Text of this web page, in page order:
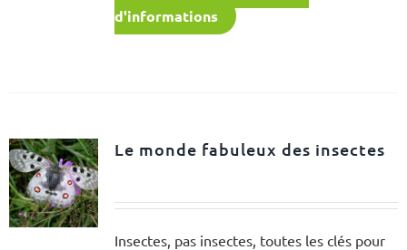
d'informations
Le monde fabuleux des insectes
Insectes, pas insectes, toutes les clés pour